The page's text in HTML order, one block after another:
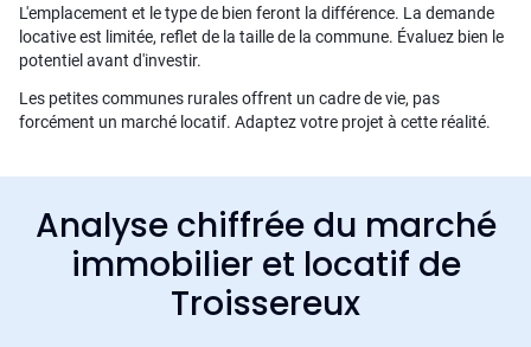
L'emplacement et le type de bien feront la différence. La demande
locative est limitée, reflet de la taille de la commune. Évaluez bien le
potentiel avant d'investir.
Les petites communes rurales offrent un cadre de vie, pas
forcément un marché locatif. Adaptez votre projet à cette réalité.
Analyse chiffrée du marché
immobilier et locatif de
Troissereux